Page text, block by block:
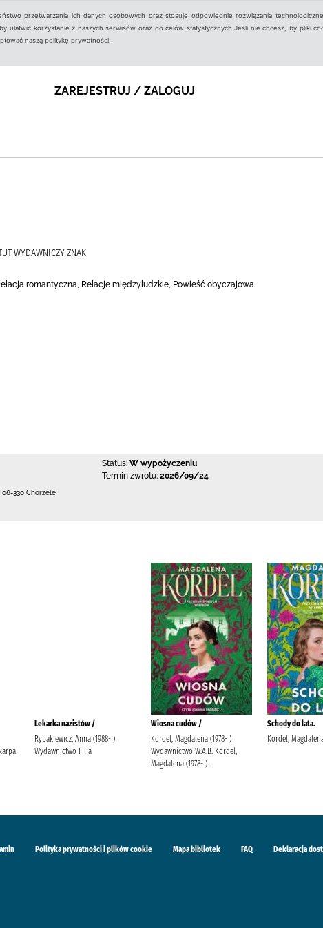
przetwarzania ich danych osobowych oraz stosuje odpowiednie rozwiązania
ułatwić korzystanie z naszych serwisów oraz do celów statystycznych.Jeśli nie chcesz, by pliki
naszą politykę prywatności.
ZAREJESTRUJ / ZALOGUJ
WYDAWNICZY ZNAK
romantyczna, Relacje międzyludzkie, Powieść obyczajowa
Status: W wypożyczeniu
Termin zwrotu: 2026/09/24
06-330 Chorzele
Lekarka nazistów /
Rybakiewicz, Anna (1988- )
Wydawnictwo Filia
Wiosna cudów /
Kordel, Magdalena (1978- )
Wydawnictwo W.A.B. Kordel,
Magdalena (1978- ).
Schody do lata.
Kordel,
Polityka prywatności i plików cookie Mapa bibliotek FAQ Deklaracja